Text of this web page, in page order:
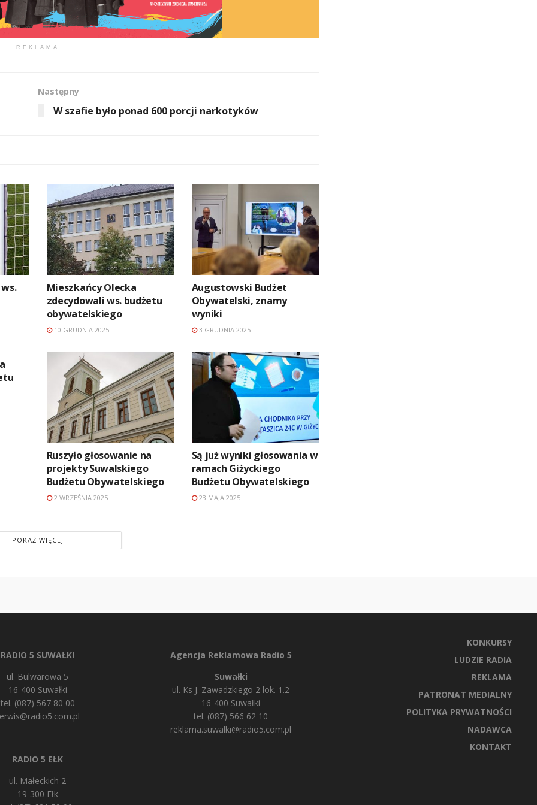
REKLAMA
Następny
W szafie było ponad 600 porcji narkotyków
Mieszkańcy Olecka
zdecydowali ws. budżetu
obywatelskiego
10 GRUDNIA 2025
Augustowski Budżet
Obywatelski, znamy
wyniki
3 GRUDNIA 2025
Ruszyło głosowanie na
projekty Suwalskiego
Budżetu Obywatelskiego
2 WRZEŚNIA 2025
Są już wyniki głosowania w
ramach Giżyckiego
Budżetu Obywatelskiego
23 MAJA 2025
POKAŻ WIĘCEJ
RADIO 5 SUWAŁKI
ul. Bulwarowa 5
16-400 Suwałki
tel. (087) 567 80 00
RADIO 5 EŁK
ul. Małeckich 2
19-300 Ełk
Agencja Reklamowa Radio 5
Suwałki
ul. Ks J. Zawadzkiego 2 lok. 1.2
16-400 Suwałki
tel. (087) 566 62 10
reklama.suwalki@radio5.com.pl
KONKURSY
LUDZIE RADIA
REKLAMA
PATRONAT MEDIALNY
POLITYKA PRYWATNOŚCI
NADAWCA
KONTAKT